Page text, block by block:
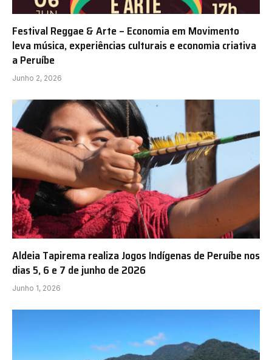
Festival Reggae & Arte – Economia em Movimento
leva música, experiências culturais e economia criativa
a Peruíbe
Junho 2, 2026
Aldeia Tapirema realiza Jogos Indígenas de Peruíbe nos
dias 5, 6 e 7 de junho de 2026
Junho 1, 2026